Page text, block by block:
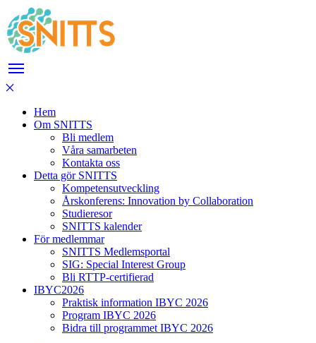
Hem
Om SNITTS
Bli medlem
Våra samarbeten
Kontakta oss
Detta gör SNITTS
Kompetensutveckling
Årskonferens: Innovation by Collaboration
Studieresor
SNITTS kalender
För medlemmar
SNITTS Medlemsportal
SIG: Special Interest Group
Bli RTTP-certifierad
IBYC2026
Praktisk information IBYC 2026
Program IBYC 2026
Bidra till programmet IBYC 2026